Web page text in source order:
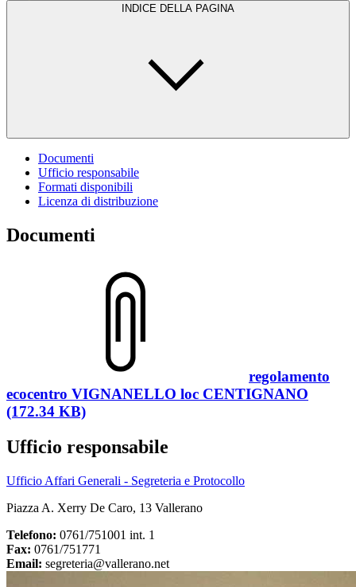
INDICE DELLA PAGINA
Documenti
Ufficio responsabile
Formati disponibili
Licenza di distribuzione
Documenti
regolamento
ecocentro VIGNANELLO loc CENTIGNANO
(172.34 KB)
Ufficio responsabile
Ufficio Affari Generali - Segreteria e Protocollo
Piazza A. Xerry De Caro, 13 Vallerano
Telefono: 0761/751001 int. 1
Fax: 0761/751771
Email: segreteria@vallerano.net